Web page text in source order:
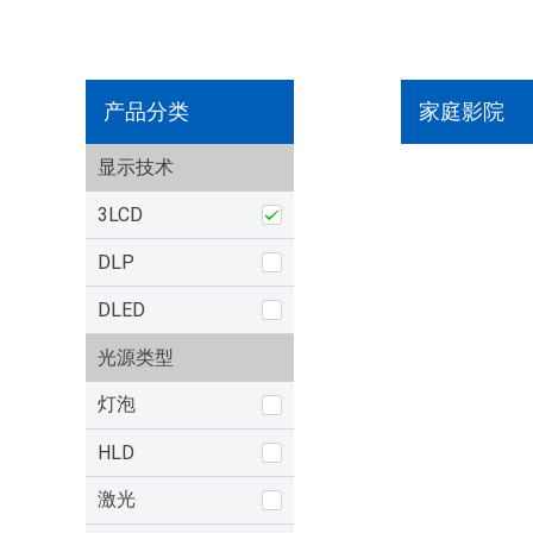
产品分类
显示技术
3LCD
DLP
DLED
光源类型
灯泡
HLD
激光
家庭影院